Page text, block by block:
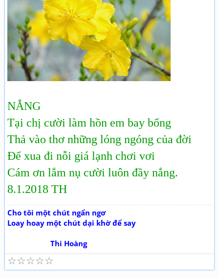
NẮNG
Tại chị cười làm hồn em bay bổng
Thả vào thơ những lóng ngóng của đời
Để xua đi nỗi giá lạnh chơi vơi
Cám ơn lắm nụ cười luôn đầy nắng.
8.1.2018 TH
Cho tôi một chút ngẩn ngơ
Loay hoay một chút dại khờ để say
Thi Hoàng
☆
☆
☆
☆
☆